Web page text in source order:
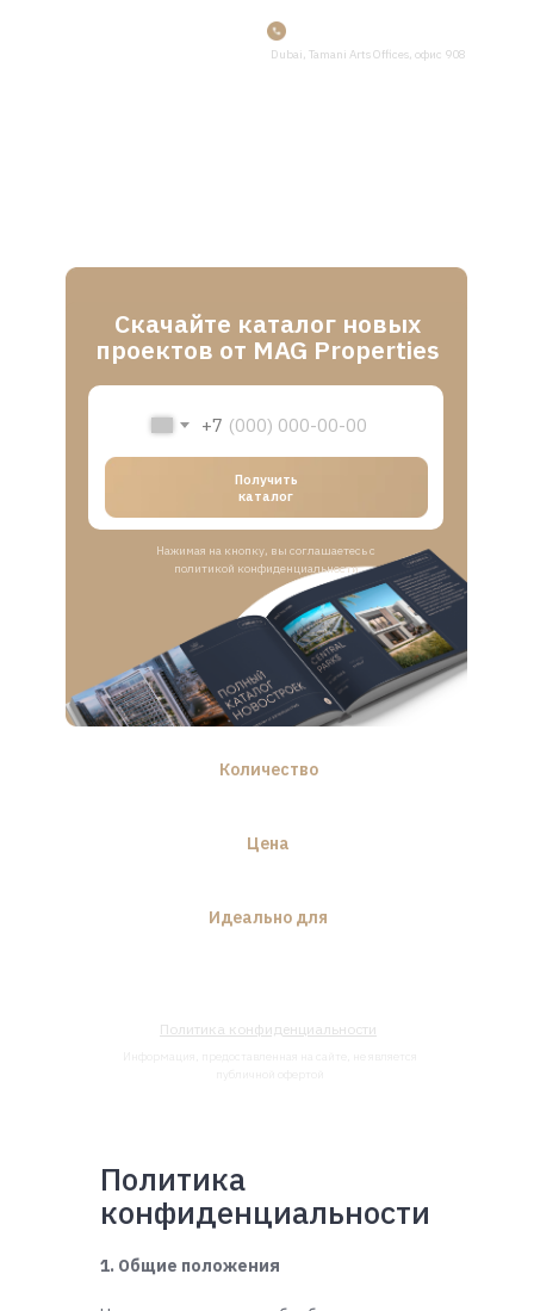
Количество
Цена
публичной офертой
Политика конфиденциальности
Идеально для
Скачайте каталог новых
проектов от MAG Properties
24
Dubai, Tamani Arts Offices, офис 908
+7
Получить
каталог
Нажимая на кнопку, вы соглашаетесь с
политикой конфиденциальности
Политика
конфиденциальности
1. Общие положения